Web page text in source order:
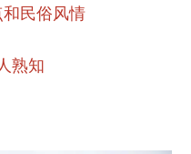
民俗风情
熟知